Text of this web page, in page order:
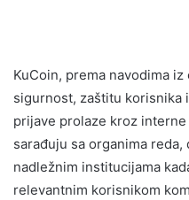
KuCoin, prema navodima
sigurnost, zaštitu korisnika
prijave prolaze kroz
sarađuju sa organima
nadležnim institucijama
relevantnim korisnikom